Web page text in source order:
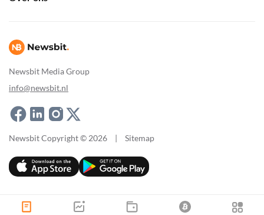
Newsbit Media Group
info@newsbit.nl
Newsbit Copyright © 2026 | Sitemap